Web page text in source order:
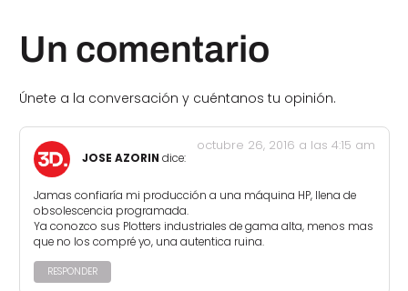
Un comentario
Únete a la conversación y cuéntanos tu opinión.
JOSE AZORIN dice:
octubre 26, 2016 a las 4:15 am
Jamas confiaría mi producción a una máquina HP, llena de
obsolescencia programada.
Ya conozco sus Plotters industriales de gama alta, menos mas
que no los compré yo, una autentica ruina.
RESPONDER